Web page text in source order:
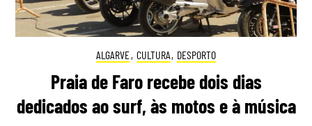
ALGARVE, CULTURA, DESPORTO
Praia de Faro recebe dois dias
dedicados ao surf, às motos e à música